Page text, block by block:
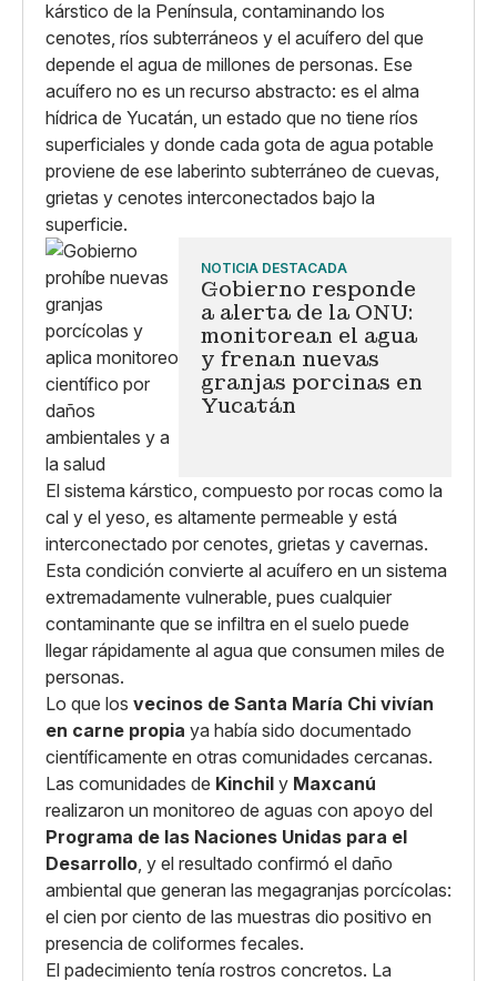
kárstico de la Península, contaminando los
cenotes, ríos subterráneos y el acuífero del que
depende el agua de millones de personas. Ese
acuífero no es un recurso abstracto: es el alma
hídrica de Yucatán, un estado que no tiene ríos
superficiales y donde cada gota de agua potable
proviene de ese laberinto subterráneo de cuevas,
grietas y cenotes interconectados bajo la
superficie.
NOTICIA DESTACADA
Gobierno responde
a alerta de la ONU:
monitorean el agua
y frenan nuevas
granjas porcinas en
Yucatán
El sistema kárstico, compuesto por rocas como la
cal y el yeso, es altamente permeable y está
interconectado por cenotes, grietas y cavernas.
Esta condición convierte al acuífero en un sistema
extremadamente vulnerable, pues cualquier
contaminante que se infiltra en el suelo puede
llegar rápidamente al agua que consumen miles de
personas.
Lo que los vecinos de Santa María Chi vivían
en carne propia ya había sido documentado
científicamente en otras comunidades cercanas.
Las comunidades de Kinchil y Maxcanú
realizaron un monitoreo de aguas con apoyo del
Programa de las Naciones Unidas para el
Desarrollo , y el resultado confirmó el daño
ambiental que generan las megagranjas porcícolas:
el cien por ciento de las muestras dio positivo en
presencia de coliformes fecales.
El padecimiento tenía rostros concretos. La